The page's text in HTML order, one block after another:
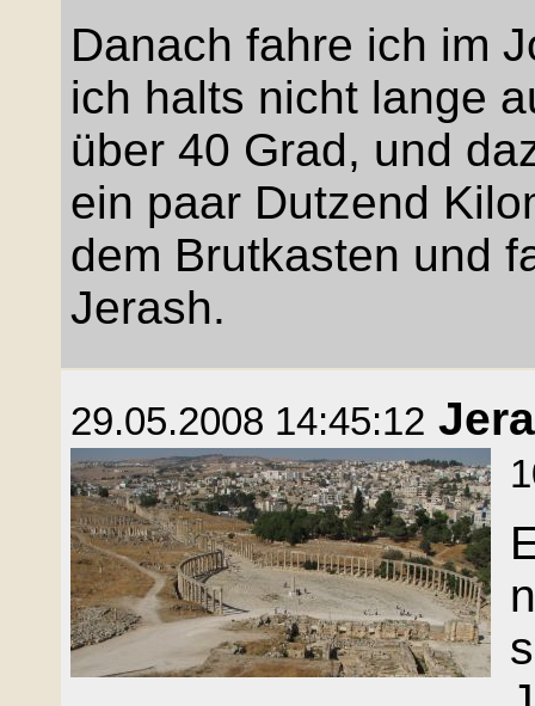
Danach fahre ich im
ich halts nicht lange
über 40 Grad, und
ein paar Dutzend
dem Brutkasten und
Jerash.
29.05.2008 14:45:12